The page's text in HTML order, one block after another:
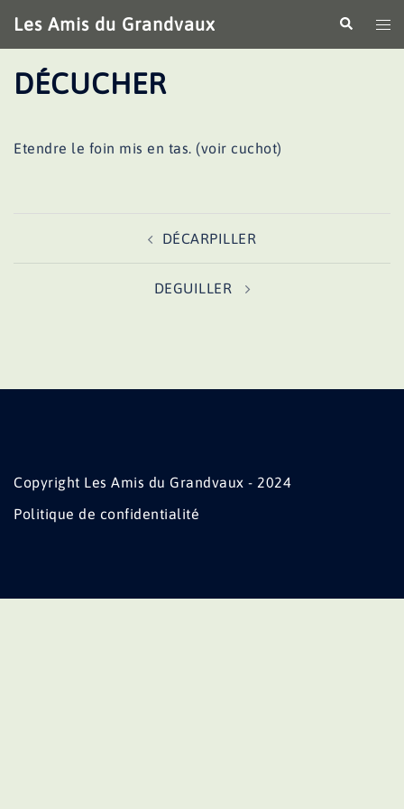
au
contenu
Les Amis du Grandvaux
le
DÉCUCHER
Etendre le foin mis en tas. (voir cuchot)
DÉCARPILLER
DEGUILLER
Copyright Les Amis du Grandvaux - 2024
Politique de confidentialité